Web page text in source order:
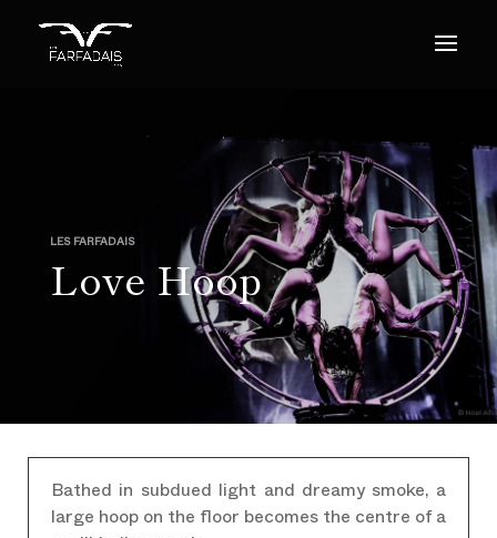
LES FARFADAIS
Love Hoop
Bathed in subdued light and dreamy smoke, a
large hoop on the floor becomes the centre of a